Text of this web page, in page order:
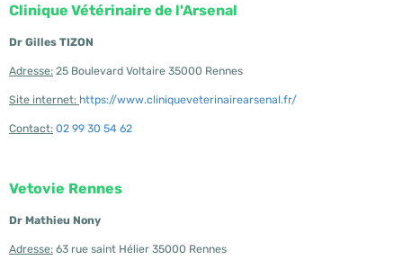
Clinique Vétérinaire de l'Arsenal
Dr Gilles TIZON
Adresse: 25 Boulevard Voltaire 35000 Rennes
Site internet: https://www.cliniqueveterinairearsenal.fr/
Contact: 02 99 30 54 62
Vetovie Rennes
Dr Mathieu Nony
Adresse: 63 rue saint Hélier 35000 Rennes